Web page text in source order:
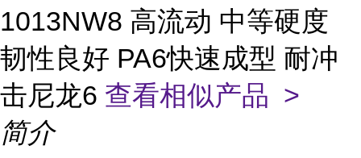
1013NW8 高流动 中等硬度
韧性良好 PA6快速成型 耐冲
击尼龙6 查看相似产品 >
简介